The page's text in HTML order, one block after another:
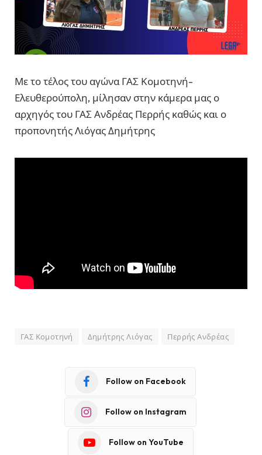
Με το τέλος του αγώνα ΓΑΣ Κομοτηνή-
Ελευθερούπολη, μίλησαν στην κάμερα μας ο
αρχηγός του ΓΑΣ Ανδρέας Περρής καθώς και ο
προπονητής Λιόγας Δημήτρης
ΓΑΣ Κομοτηνή Δημήτρης Λιόγας Περρής Ανδρέας
Follow on Facebook
Follow on Instagram
Follow on YouTube